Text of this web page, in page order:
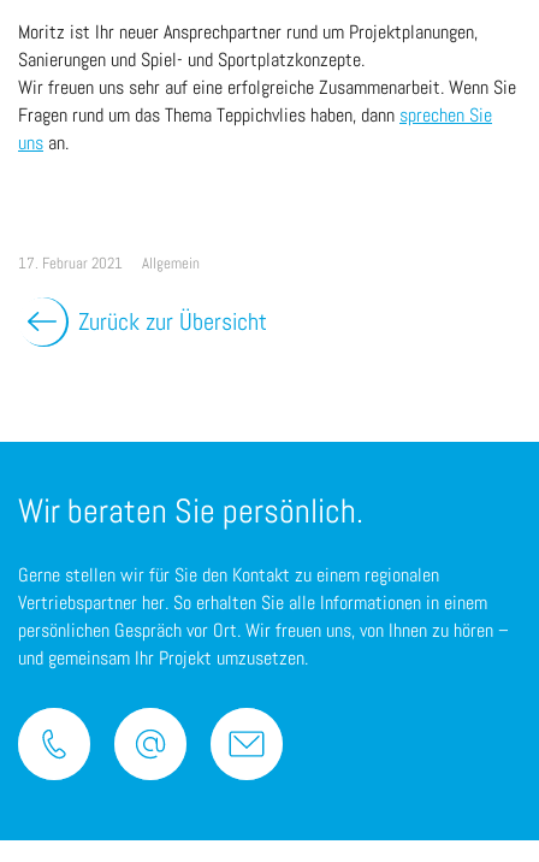
Moritz ist Ihr neuer Ansprechpartner rund um Projektplanungen,
Sanierungen und Spiel- und Sportplatzkonzepte.
Wir freuen uns sehr auf eine erfolgreiche Zusammenarbeit. Wenn Sie
Fragen rund um das Thema Teppichvlies haben, dann sprechen Sie
uns an.
Zurück zur Übersicht
17. Februar 2021 Allgemein
Wir beraten Sie persönlich.
Gerne stellen wir für Sie den Kontakt zu einem regionalen
Vertriebspartner her. So erhalten Sie alle Informationen in einem
persönlichen Gespräch vor Ort. Wir freuen uns, von Ihnen zu hören –
und gemeinsam Ihr Projekt umzusetzen.